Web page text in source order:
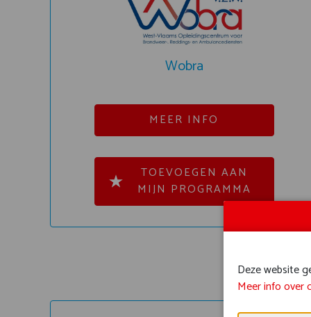
Wobra
MEER INFO
TOEVOEGEN AAN
MIJN PROGRAMMA
Deze website
Meer info over